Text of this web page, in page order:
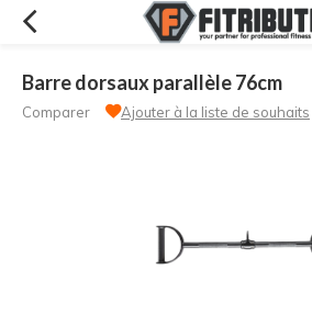
Barre dorsaux parallèle 76cm
Comparer Ajouter à la liste de souhaits